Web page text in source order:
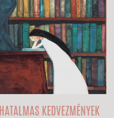
KEDVEZMÉNYEK